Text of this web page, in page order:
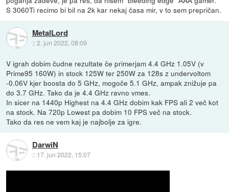
S 3060Ti recimo bi bil na 2k kar nekaj časa mir, v to sem prepričan.
MetalLord
::2. jun 2022, 08:09
V igrah dobim čudne rezultate če primerjam 4.4 GHz 1.05V (v
Prime95 160W) in stock 125W ter 250W za 128s z undervoltom
-0.06V kjer boosta do 5 GHz, mogoče 5.1 GHz, ampak znižuje pa
do 3.7 GHz. Tako da je 4.4 GHz ravno vmes.
In sicer na 1440p Highest na 4.4 GHz dobim kak FPS ali 2 več kot
na stock. Na 720p Lowest pa dobim 10 FPS več na stock.
Tako da res ne vem kaj je najbolje za igre.
DarwiN
:: 17. jun 2022, 15:07